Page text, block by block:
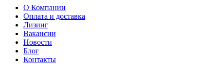
О Компании
Оплата и доставка
Лизинг
Вакансии
Новости
Блог
Контакты